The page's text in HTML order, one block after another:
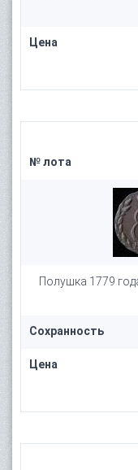
Цена
№ лота
Полушка 1779
Сохранность
Цена